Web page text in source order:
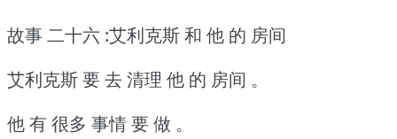
故事 二十六 :艾利克斯 和 他 的 房间
艾利克斯 要 去 清理 他 的 房间 。
他 有 很多 事情 要 做 。